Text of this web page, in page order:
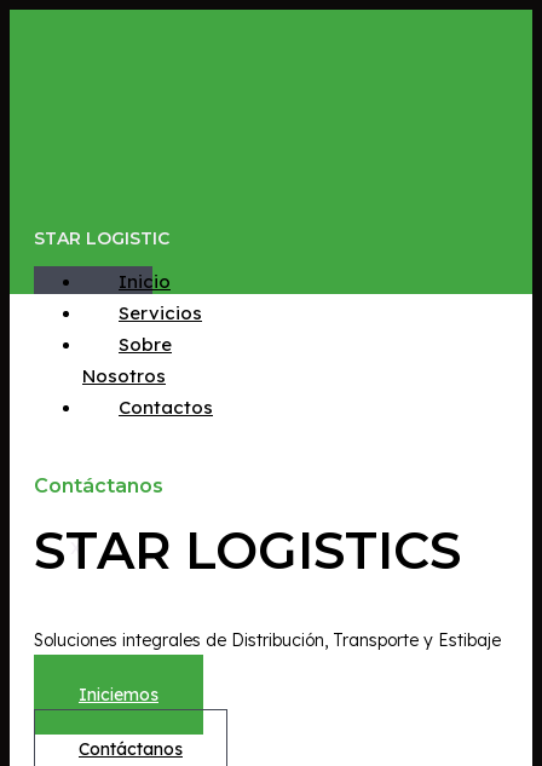
STAR LOGISTIC
Inicio
Servicios
Sobre
Nosotros
Contactos
Contáctanos
STAR LOGISTICS
Soluciones integrales de Distribución, Transporte y Estibaje
Iniciemos
Contáctanos